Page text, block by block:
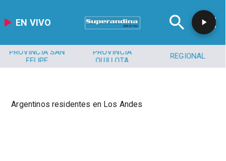
EN VIVO
PROVINCIA SAN
FELIPE
PROVINCIA
QUILLOTA
REGIONAL
Argentinos residentes en Los Andes